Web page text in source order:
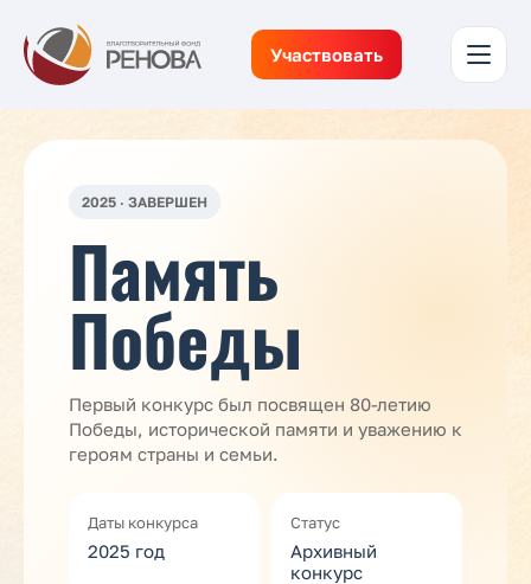
Участвовать
2025 · ЗАВЕРШЕН
Память
Победы
Первый конкурс был посвящен 80-летию
Победы, исторической памяти и уважению к
героям страны и семьи.
Даты конкурса
2025 год
Статус
Архивный
конкурс